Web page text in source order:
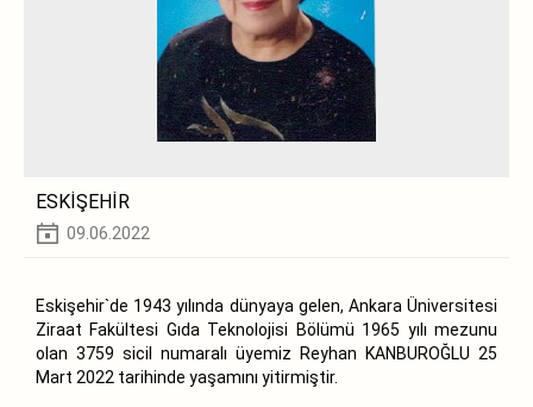
ESKİŞEHİR
09.06.2022
Eskişehir`de 1943 yılında dünyaya gelen, Ankara Üniversitesi
Ziraat Fakültesi Gıda Teknolojisi Bölümü 1965 yılı mezunu
olan 3759 sicil numaralı üyemiz Reyhan KANBUROĞLU 25
Mart 2022 tarihinde yaşamını yitirmiştir.